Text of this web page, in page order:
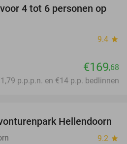
4 tot 6 personen op
9.4 star
€169,68
p.p.p.n. en €14 p.p. bedlinnen
41%
Hellendoorn
9.2 star